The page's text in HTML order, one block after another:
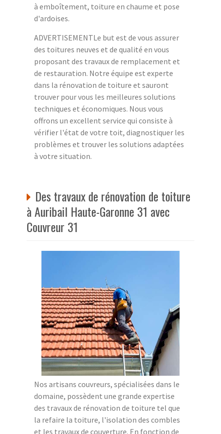
à emboîtement, toiture en chaume et pose
d'ardoises.
ADVERTISEMENTLe but est de vous assurer
des toitures neuves et de qualité en vous
proposant des travaux de remplacement et
de restauration. Notre équipe est experte
dans la rénovation de toiture et sauront
trouver pour vous les meilleures solutions
techniques et économiques. Nous vous
offrons un excellent service qui consiste à
vérifier l'état de votre toit, diagnostiquer les
problèmes et trouver les solutions adaptées
à votre situation.
Des travaux de rénovation de toiture
à Auribail Haute-Garonne 31 avec
Couvreur 31
Nos artisans couvreurs, spécialisées dans le
domaine, possèdent une grande expertise
des travaux de rénovation de toiture tel que
la refaire la toiture, l'isolation des combles
et les travaux de couverture. En fonction de